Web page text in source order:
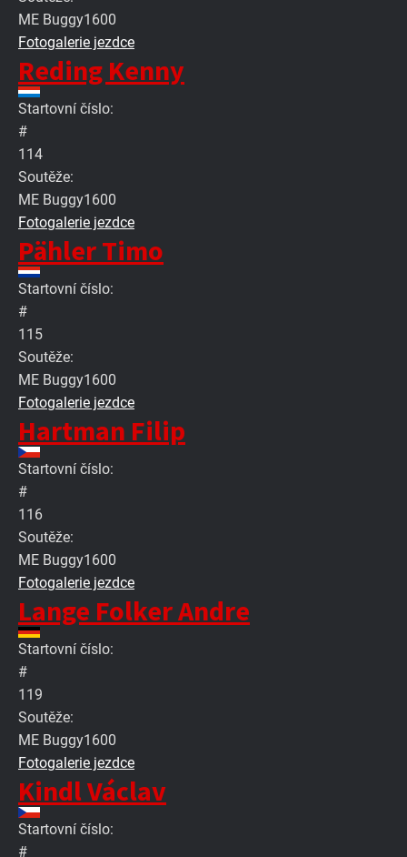
ME Buggy1600
Fotogalerie jezdce
Reding Kenny
Startovní číslo:
#
114
Soutěže:
ME Buggy1600
Fotogalerie jezdce
Pähler Timo
Startovní číslo:
#
115
Soutěže:
ME Buggy1600
Fotogalerie jezdce
Hartman Filip
Startovní číslo:
#
116
Soutěže:
ME Buggy1600
Fotogalerie jezdce
Lange Folker Andre
Startovní číslo:
#
119
Soutěže:
ME Buggy1600
Fotogalerie jezdce
Kindl Václav
Startovní číslo:
#